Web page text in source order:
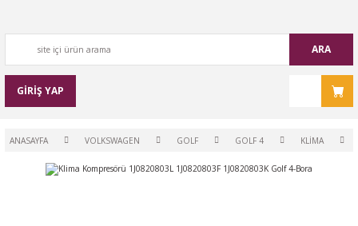
ARA
GİRİŞ YAP
ANASAYFA VOLKSWAGEN GOLF GOLF 4 KLİMA